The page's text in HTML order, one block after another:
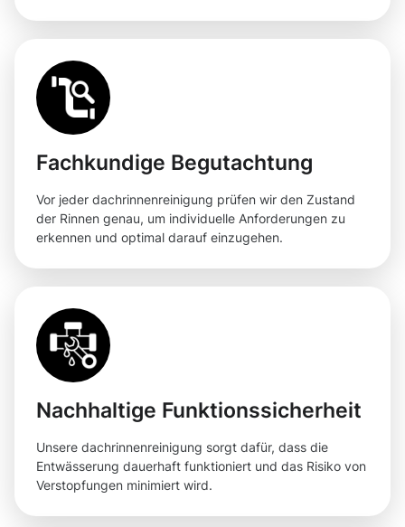
Fachkundige Begutachtung
Vor jeder dachrinnenreinigung prüfen wir den Zustand
der Rinnen genau, um individuelle Anforderungen zu
erkennen und optimal darauf einzugehen.
Nachhaltige Funktionssicherheit
Unsere dachrinnenreinigung sorgt dafür, dass die
Entwässerung dauerhaft funktioniert und das Risiko von
Verstopfungen minimiert wird.